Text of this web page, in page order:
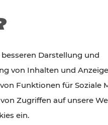
und das Burgenland
Darstellung und
von Inhalten und
Funktionen für Soziale
Zugriffen auf unsere
ein.